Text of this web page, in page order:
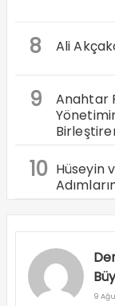
8 Ali
9
Anahtar
10 Hüseyin
9